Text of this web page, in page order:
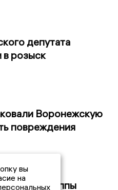
депутата
розыск
Воронежскую
повреждения
группы
вы
на